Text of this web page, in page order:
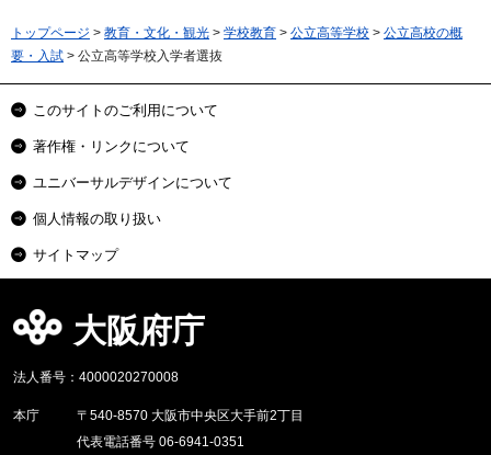
トップページ > 教育・文化・観光 > 学校教育 > 公立高等学校 > 公立高校の概
要・入試 > 公立高等学校入学者選抜
このサイトのご利用について
著作権・リンクについて
ユニバーサルデザインについて
個人情報の取り扱い
サイトマップ
大阪府庁
法人番号：4000020270008
本庁
〒540-8570 大阪市中央区大手前2丁目
代表電話番号 06-6941-0351